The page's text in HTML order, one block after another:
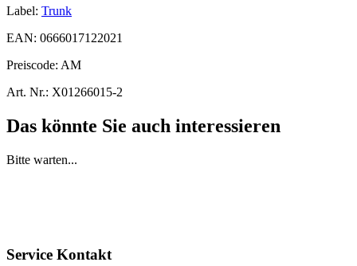
Label: Trunk
EAN: 0666017122021
Preiscode: AM
Art. Nr.: X01266015-2
Das könnte Sie auch interessieren
Bitte warten...
Service Kontakt